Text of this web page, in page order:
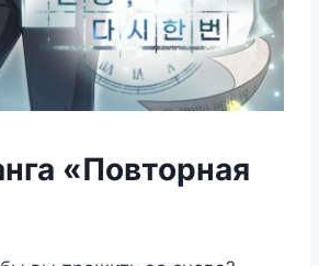
«Повторная